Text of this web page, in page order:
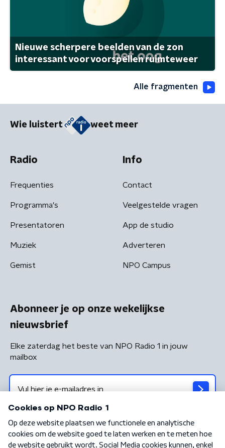
Nieuwe scherpere beelden van de zon
interessant voor voorspellen ruimteweer
Alle fragmenten
Wie luistert weet meer
Radio
Frequenties
Programma's
Presentatoren
Muziek
Gemist
Info
Contact
Veelgestelde vragen
App de studio
Adverteren
NPO Campus
Abonneer je op onze wekelijkse
nieuwsbrief
Elke zaterdag het beste van NPO Radio 1 in jouw
mailbox